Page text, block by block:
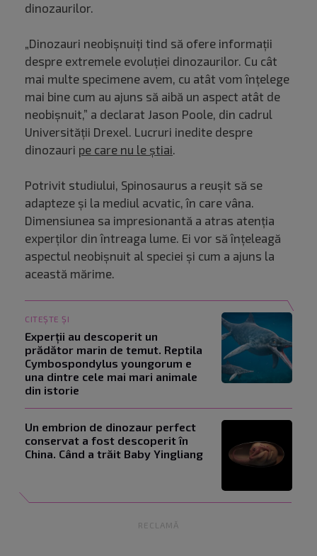
dinozaurilor.
„Dinozauri neobișnuiți tind să ofere informații
despre extremele evoluției dinozaurilor. Cu cât
mai multe specimene avem, cu atât vom înțelege
mai bine cum au ajuns să aibă un aspect atât de
neobișnuit,” a declarat Jason Poole, din cadrul
Universității Drexel. Lucruri inedite despre
dinozauri pe care nu le știai.
Potrivit studiului, Spinosaurus a reușit să se
adapteze și la mediul acvatic, în care vâna.
Dimensiunea sa impresionantă a atras atenția
experților din întreaga lume. Ei vor să înțeleagă
aspectul neobișnuit al speciei și cum a ajuns la
această mărime.
CITEȘTE ȘI
Experții au descoperit un
prădător marin de temut. Reptila
Cymbospondylus youngorum e
una dintre cele mai mari animale
din istorie
Un embrion de dinozaur perfect
conservat a fost descoperit în
China. Când a trăit Baby Yingliang
RECLAMĂ